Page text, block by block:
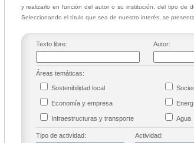
y realizarlo en función del autor o su institución, del tipo de
Seleccionando el título que sea de nuestro interés, se
Texto libre: Autor:
Áreas temáticas:
Sostenibilidad local
Economía y empresa
Infraestructuras y transporte Agua
Tipo de actividad: Actividad: